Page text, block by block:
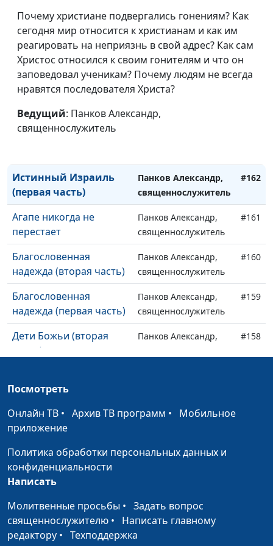
Почему христиане подвергались гонениям? Как
сегодня мир относится к христианам и как им
реагировать на неприязнь в свой адрес? Как сам
Христос относился к своим гонителям и что он
заповедовал ученикам? Почему людям не всегда
нравятся последователя Христа?
Ведущий: Панков Александр,
священнослужитель
Истинный Израиль
(пятая часть)
Панков Александр,
священнослужитель
#166
Истинный Израиль
(четвертая часть)
Панков Александр,
священнослужитель
#165
Истинный Израиль
(третья часть)
Панков Александр,
священнослужитель
Истинный Израиль
Истинный Израиль
(первая часть)
Панков Александр,
священнослужитель
#162
Агапе никогда не
перестает
Панков Александр,
священнослужитель
#161
Благословенная
надежда (вторая часть)
Панков Александр,
священнослужитель
#160
Благословенная
надежда (первая часть)
Панков Александр,
священнослужитель
#159
Дети Божьи (вторая
часть)
Панков Александр,
#158
часть)
Жизнь в духе (вторая
часть)
Панков Александр,
Жизнь в духе (первая
часть)
Панков Александр,
(вторая часть)
священнослужитель
Истина во Христе
Посмотреть
Онлайн ТВ • Архив ТВ программ • Мобильное
приложение
Политика обработки персональных данных и
конфиденциальности
Написать
Молитвенные просьбы • Задать вопрос
священнослужителю • Написать главному
редактору • Техподдержка